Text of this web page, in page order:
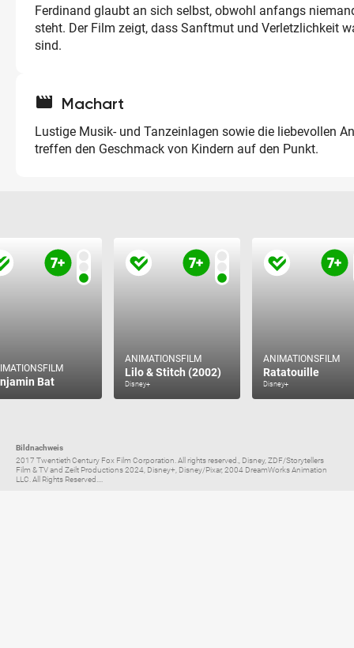
Ferdinand glaubt an sich selbst, obwohl anfangs
steht. Der Film zeigt, dass Sanftmut und Verletzlichkeit
sind.
movie Machart
Lustige Musik- und Tanzeinlagen sowie die liebevollen
treffen den Geschmack von Kindern auf den Punkt.
Bat
ANIMATIONSFILM
Lilo & Stitch (2002)
Disney+
ANIMATIONSFILM
Ratatouille
Disney+
Bildnachweis
2017 Twentieth Century Fox Film Corporation. All rights reserved., Disney, ZDF/Storytellers
Film & TV and Zeilt Productions 2024, Disney+, Disney/Pixar, 2004 DreamWorks Animation
LLC. All Rights Reserved....